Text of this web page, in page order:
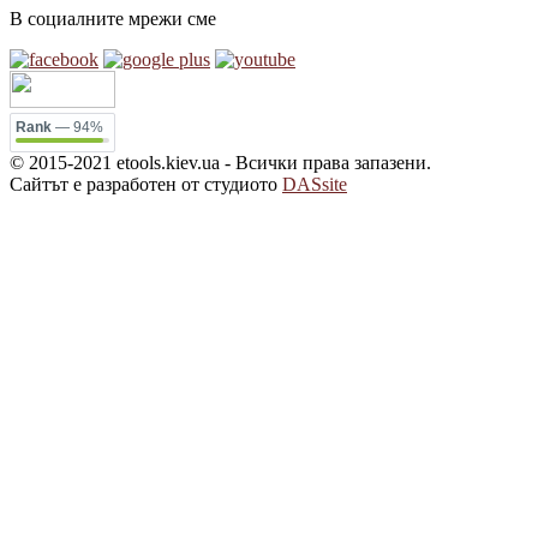
В социалните мрежи сме
Rank — 94%
© 2015-2021 etools.kiev.ua - Всички права запазени.
Сайтът е разработен от студиото DASsite